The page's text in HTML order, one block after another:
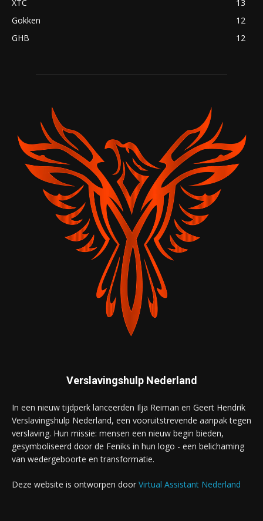
XTC
13
Gokken
12
GHB
12
Verslavingshulp Nederland
In een nieuw tijdperk lanceerden Ilja Reiman en Geert Hendrik
Verslavingshulp Nederland, een vooruitstrevende aanpak tegen
verslaving. Hun missie: mensen een nieuw begin bieden,
gesymboliseerd door de Feniks in hun logo - een belichaming
van wedergeboorte en transformatie.
Deze website is ontworpen door Virtual Assistant Nederland